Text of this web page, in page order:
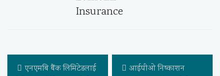
एनएमबि बैंक लिमिटेडलाई
आईपीओ निष्काशन